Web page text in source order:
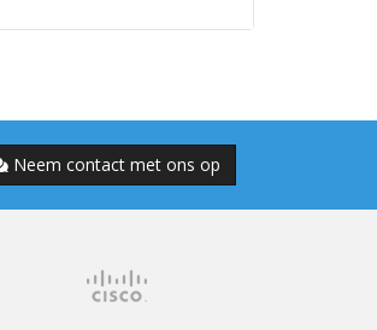
Neem contact met ons op